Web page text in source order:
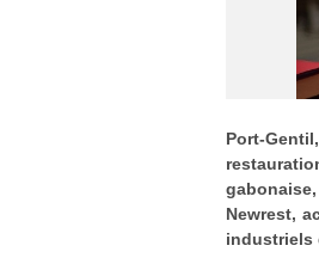
Port-
Newrest,
industriels